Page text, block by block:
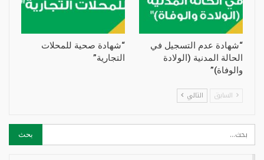
“شهادة عدم التسجيل في
الحالة المدنية (الولادة
والوفاة)”
“شهادة صحية للمحلات
التجارية”
السابق التالي